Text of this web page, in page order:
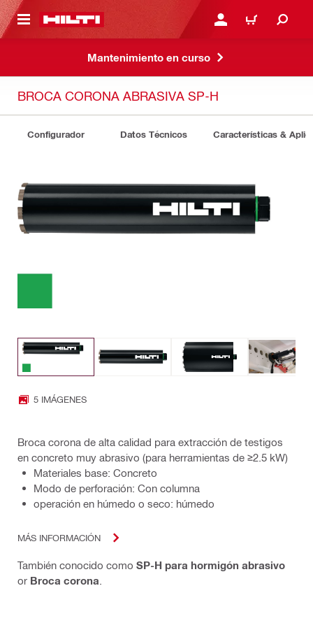
PRINCIPAL INICIE SESIÓN O
CARRITO
Mantenimiento en curso
BROCA CORONA ABRASIVA SP-H
Configurador Datos Técnicos Características &
5 IMÁGENES
Broca corona de alta calidad para extracción de testigos
en concreto muy abrasivo (para herramientas de ≥2.5 kW)
Materiales base: Concreto
Modo de perforación: Con columna
operación en húmedo o seco: húmedo
MÁS INFORMACIÓN
También conocido como SP-H para hormigón abrasivo
or Broca corona